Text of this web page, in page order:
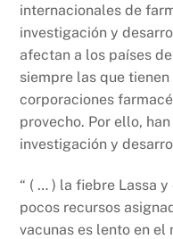
internacionales de
investigación y
afectan a los países
siempre las que
corporaciones
provecho. Por ello,
investigación y
“ ( … ) la fiebre Lassa
pocos recursos
vacunas es lento en el